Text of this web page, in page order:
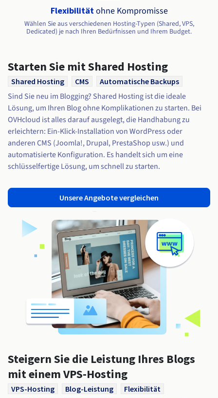
Verfügbarkeit nach Regionen
Dokumentation
Dokumentation
Roadmap und Changelog
Roadmap und Changelog
Roadmap und Changelog
Flexibilitätohne Kompromisse
Wählen Sie aus verschiedenen Hosting-Typen (Shared, VPS,
Dedicated) je nach Ihren Bedürfnissen und Ihrem Budget.
Starten Sie mit Shared Hosting
Shared Hosting CMS Automatische Backups
Sind Sie neu im Blogging? Shared Hosting ist die ideale
Lösung, um Ihren Blog ohne Komplikationen zu starten. Bei
OVHcloud ist alles darauf ausgelegt, die Handhabung zu
erleichtern: Ein-Klick-Installation von WordPress oder
anderen CMS (Joomla!, Drupal, PrestaShop usw.) und
automatisierte Konfiguration. Es handelt sich um eine
schlüsselfertige Lösung, um schnell zu starten.
Unsere Angebote vergleichen
Steigern Sie die Leistung Ihres Blogs
mit einem VPS-Hosting
VPS-Hosting Blog-Leistung Flexibilität